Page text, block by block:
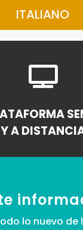
ITALIANO

Y A
lo nuevo de